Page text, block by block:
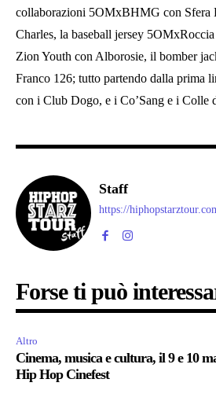
collaborazioni 5OMxBHMG con Sfera
Charles, la baseball jersey
Zion Youth con Alborosie, il bomber
Franco 126; tutto partendo dalla prima
con i Club Dogo, e i Co’Sang e i Colle
Staff
https://
Forse ti può
Altro
Cinema, musica e cultura, il 9 e 10
Hip Hop Cinefest